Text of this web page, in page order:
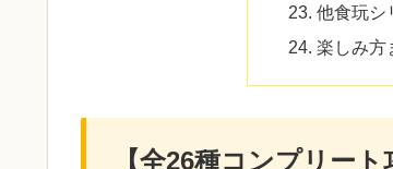
他食玩シ
楽しみ方
【全26種コンプリー